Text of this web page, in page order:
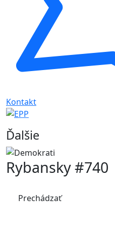
Kontakt
Ďalšie
Prechádzať
Rybansky #740